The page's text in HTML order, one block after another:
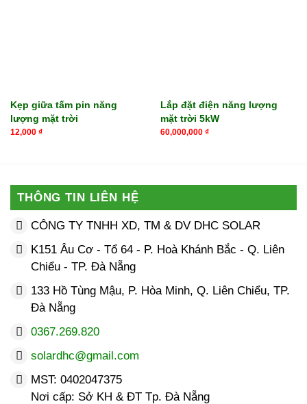
Kẹp giữa tấm pin năng
lượng mặt trời
12,000 ₫
Lắp đặt điện năng lượng
mặt trời 5kW
60,000,000 ₫
THÔNG TIN LIÊN HỆ
CÔNG TY TNHH XD, TM & DV DHC SOLAR
K151 Âu Cơ - Tổ 64 - P. Hoà Khánh Bắc - Q. Liên
Chiểu - TP. Đà Nẵng
133 Hồ Tùng Mậu, P. Hòa Minh, Q. Liên Chiểu, TP.
Đà Nẵng
0367.269.820
solardhc@gmail.com
MST: 0402047375
Nơi cấp: Sở KH & ĐT Tp. Đà Nẵng